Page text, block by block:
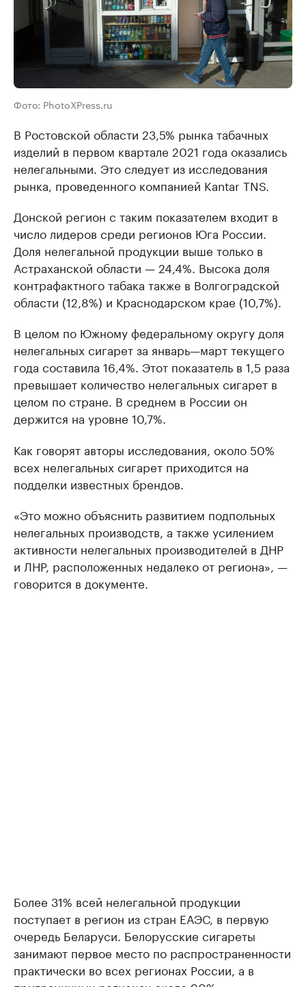
Фото: PhotoXPress.ru
В Ростовской области 23,5% рынка табачных
изделий в первом квартале 2021 года оказались
нелегальными. Это следует из исследования
рынка, проведенного компанией Kantar TNS.
Донской регион с таким показателем входит в
число лидеров среди регионов Юга России.
Доля нелегальной продукции выше только в
Астраханской области — 24,4%. Высока доля
контрафактного табака также в Волгоградской
области (12,8%) и Краснодарском крае (10,7%).
В целом по Южному федеральному округу доля
нелегальных сигарет за январь—март текущего
года составила 16,4%. Этот показатель в 1,5 раза
превышает количество нелегальных сигарет в
целом по стране. В среднем в России он
держится на уровне 10,7%.
Как говорят авторы исследования, около 50%
всех нелегальных сигарет приходится на
подделки известных брендов.
«Это можно объяснить развитием подпольных
нелегальных производств, а также усилением
активности нелегальных производителей в ДНР
и ЛНР, расположенных недалеко от региона», —
говорится в документе.
Более 31% всей нелегальной продукции
поступает в регион из стран ЕАЭС, в первую
очередь Беларуси. Белорусские сигареты
занимают первое место по распространенности
практически во всех регионах России, а в